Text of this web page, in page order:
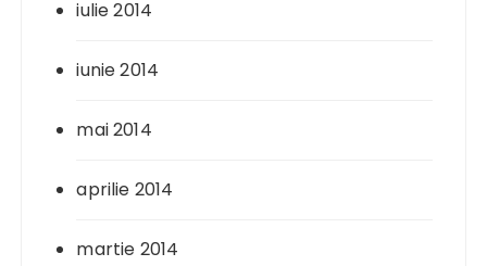
iulie 2014
iunie 2014
mai 2014
aprilie 2014
martie 2014